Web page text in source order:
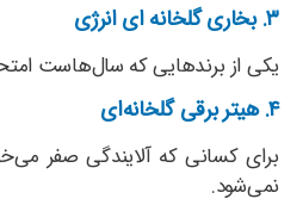
۳. بخاری گلخانه ای انرژی
یکی از برندهایی که سال‌هاست
۴. هیتر برقی گلخانه‌ای
برای کسانی که آلایندگی صفر
نمی‌شود.